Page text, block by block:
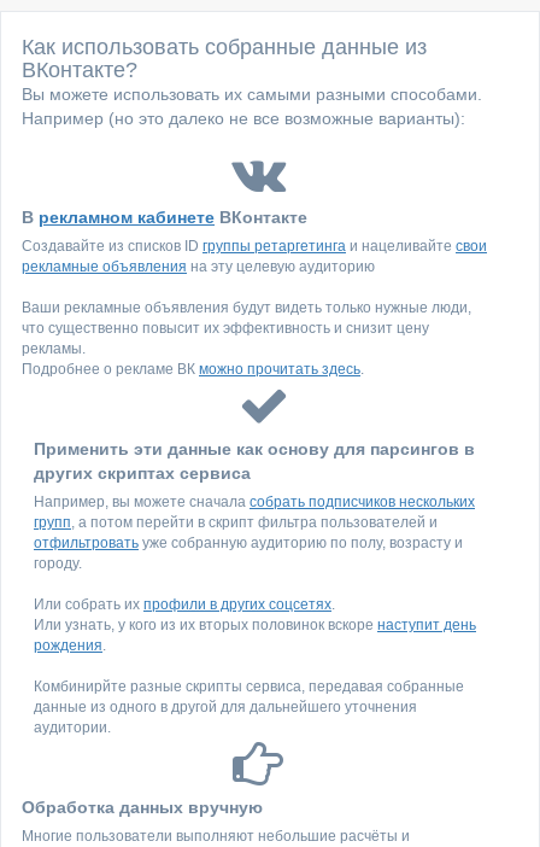
Как использовать собранные данные из
ВКонтакте?
Вы можете использовать их самыми разными способами.
Например (но это далеко не все возможные варианты):
В рекламном кабинете ВКонтакте
Создавайте из списков ID группы ретаргетинга и нацеливайте свои
рекламные объявления на эту целевую аудиторию
Ваши рекламные объявления будут видеть только нужные люди,
что существенно повысит их эффективность и снизит цену
рекламы.
Подробнее о рекламе ВК можно прочитать здесь.
Применить эти данные как основу для парсингов в
других скриптах сервиса
Например, вы можете сначала собрать подписчиков нескольких
групп, а потом перейти в скрипт фильтра пользователей и
отфильтровать уже собранную аудиторию по полу, возрасту и
городу.
Или собрать их профили в других соцсетях.
Или узнать, у кого из их вторых половинок вскоре наступит день
рождения.
Комбинирйте разные скрипты сервиса, передавая собранные
данные из одного в другой для дальнейшего уточнения
аудитории.
Обработка данных вручную
Многие пользователи выполняют небольшие расчёты и